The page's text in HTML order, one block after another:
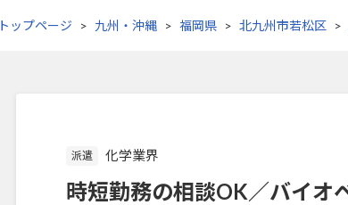
トップページ 九州・沖縄 福岡県 北九州市若松区
派遣 化学業界
時短勤務の相談OK／バイオ